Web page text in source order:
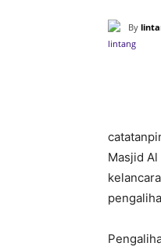
By
Masjid